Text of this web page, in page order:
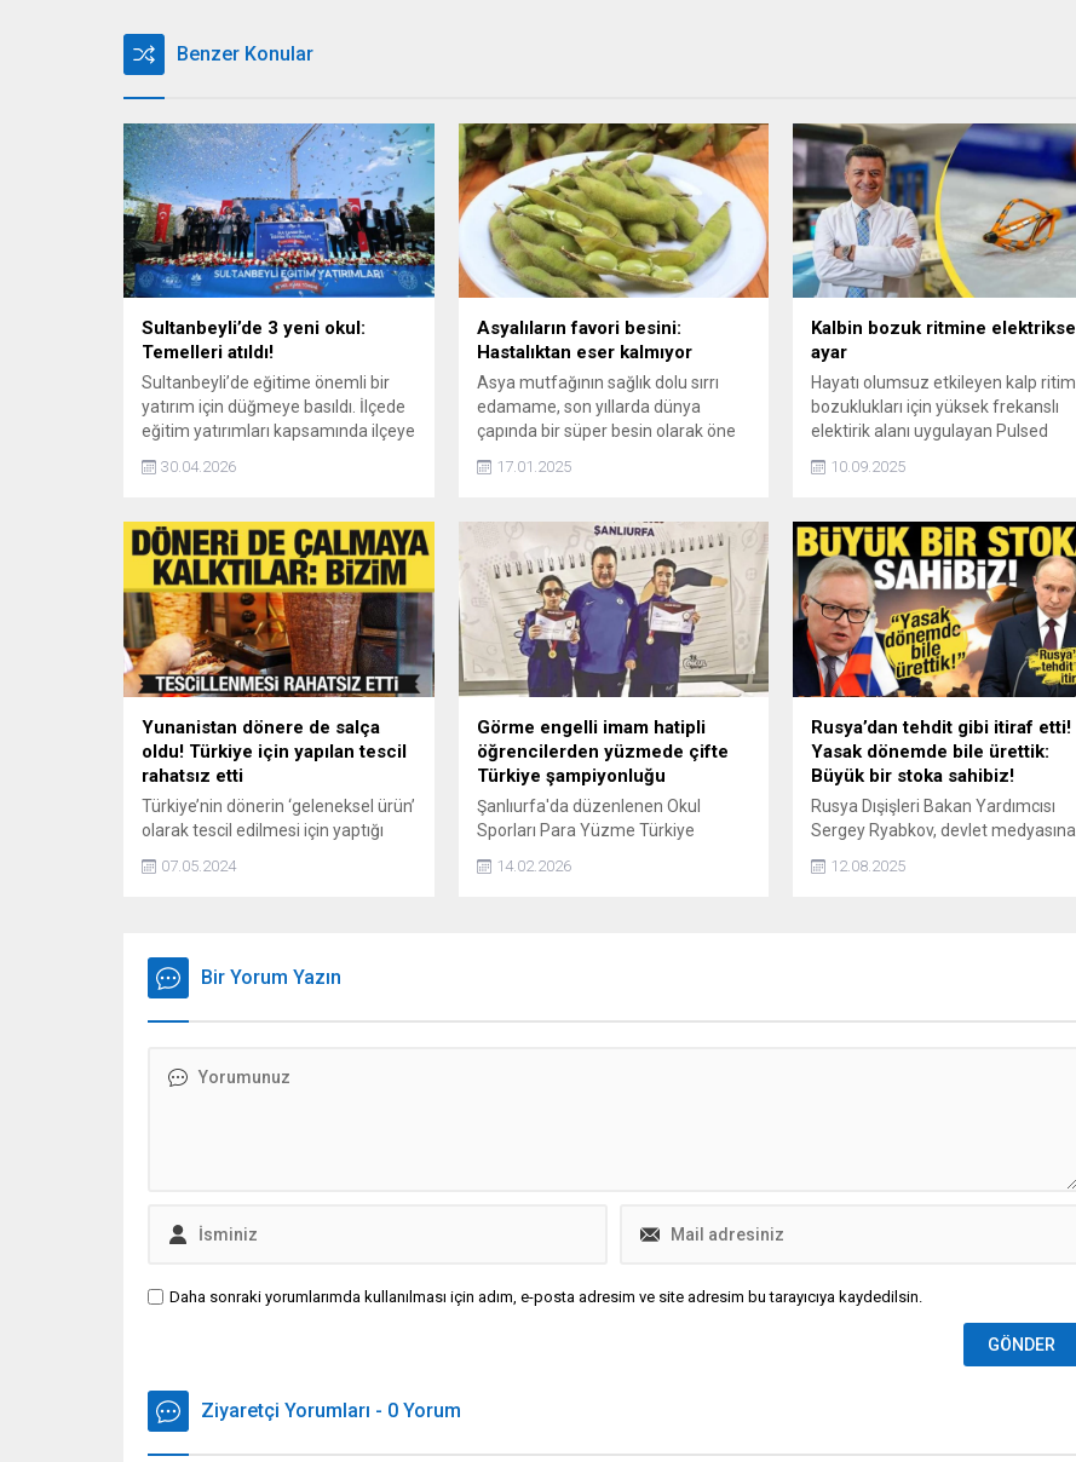
Benzer Konular
Sultanbeyli’de 3 yeni okul:
Temelleri atıldı!
Sultanbeyli’de eğitime önemli bir
yatırım için düğmeye basıldı. İlçede
eğitim yatırımları kapsamında ilçeye
kazandırılacak 3 yeni okulun temel
atma töreni gerçekleştirildi.
30.04.2026
Asyalıların favori besini:
Hastalıktan eser kalmıyor
Asya mutfağının sağlık dolu sırrı
edamame, son yıllarda dünya
çapında bir süper besin olarak öne
çıkıyor.
17.01.2025
Kalbin bozuk ritmine elektriksel
ayar
Hayatı olumsuz etkileyen kalp ritim
bozuklukları için yüksek frekanslı
elektirik alanı uygulayan Pulsed
Field Ablation (PFA) yöntemi,
sorunun kaynağını saniyeler içinde
10.09.2025
Yunanistan dönere de salça
oldu! Türkiye için yapılan tescil
rahatsız etti
Türkiye’nin dönerin ‘geleneksel ürün’
olarak tescil edilmesi için yaptığı
Gazetesi’nde yayınlanması, daha
07.05.2024
Görme engelli imam hatipli
öğrencilerden yüzmede çifte
Türkiye şampiyonluğu
Şanlıurfa'da düzenlenen Okul
Sporları Para Yüzme Türkiye
Karaca Görme Engelliler Anadolu
14.02.2026
Rusya’dan tehdit gibi itiraf etti!
Yasak dönemde bile ürettik:
Büyük bir stoka sahibiz!
Rusya Dışişleri Bakan Yardımcısı
Sergey Ryabkov, devlet medyasına
nükleer füzelerin
12.08.2025
Bir Yorum Yazın
Daha sonraki yorumlarımda kullanılması için adım, e-posta adresim ve site adresim bu tarayıcıya kaydedilsin.
Ziyaretçi Yorumları - 0 Yorum